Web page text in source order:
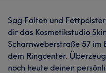
Sag Falten und
dir das Kosmetikstudio
Scharnweberstraße 57 im
dem Ringcenter.
noch heute deinen